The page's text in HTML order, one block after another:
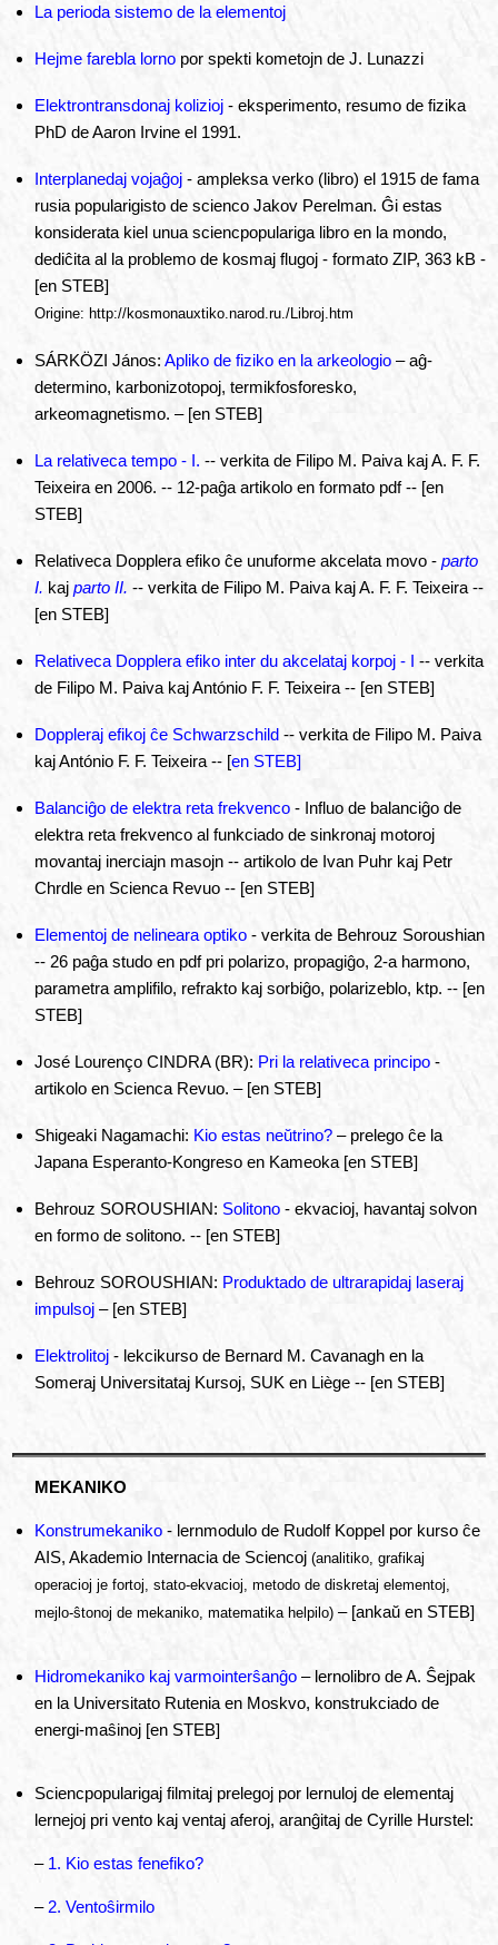
La perioda sistemo de la elementoj
Hejme farebla lorno por spekti kometojn de J. Lunazzi
Elektrontransdonaj kolizioj - eksperimento, resumo de fizika
PhD de Aaron Irvine el 1991.
Interplanedaj vojaĝoj - ampleksa verko (libro) el 1915 de fama
rusia popularigisto de scienco Jakov Perelman. Ĝi estas
konsiderata kiel unua sciencpopulariga libro en la mondo,
dediĉita al la problemo de kosmaj flugoj - formato ZIP, 363 kB -
[en STEB]
Origine: http://kosmonauxtiko.narod.ru./Libroj.htm
SÁRKÖZI János: Apliko de fiziko en la arkeologio – aĝ-
determino, karbonizotopoj, termikfosforesko,
arkeomagnetismo. – [en STEB]
La relativeca tempo - I. -- verkita de Filipo M. Paiva kaj A. F. F.
Teixeira en 2006. -- 12-paĝa artikolo en formato pdf -- [en
STEB]
Relativeca Dopplera efiko ĉe unuforme akcelata movo - parto
I. kaj parto II. -- verkita de Filipo M. Paiva kaj A. F. F. Teixeira --
[en STEB]
Relativeca Dopplera efiko inter du akcelataj korpoj - I -- verkita
de Filipo M. Paiva kaj António F. F. Teixeira -- [en STEB]
Doppleraj efikoj ĉe Schwarzschild -- verkita de Filipo M. Paiva
kaj António F. F. Teixeira -- [en STEB]
Balanciĝo de elektra reta frekvenco - Influo de balanciĝo de
elektra reta frekvenco al funkciado de sinkronaj motoroj
movantaj inerciajn masojn -- artikolo de Ivan Puhr kaj Petr
Chrdle en Scienca Revuo -- [en STEB]
Elementoj de nelineara optiko - verkita de Behrouz Soroushian
-- 26 paĝa studo en pdf pri polarizo, propagiĝo, 2-a harmono,
parametra amplifilo, refrakto kaj sorbiĝo, polarizeblo, ktp. -- [en
STEB]
José Lourenço CINDRA (BR): Pri la relativeca principo -
artikolo en Scienca Revuo. – [en STEB]
Shigeaki Nagamachi: Kio estas neŭtrino? – prelego ĉe la
Japana Esperanto-Kongreso en Kameoka [en STEB]
Behrouz SOROUSHIAN: Solitono - ekvacioj, havantaj solvon
en formo de solitono. -- [en STEB]
Behrouz SOROUSHIAN: Produktado de ultrarapidaj laseraj
impulsoj – [en STEB]
Elektrolitoj - lekcikurso de Bernard M. Cavanagh en la
Someraj Universitataj Kursoj, SUK en Liège -- [en STEB]
MEKANIKO
Konstrumekaniko - lernmodulo de Rudolf Koppel por kurso ĉe
AIS, Akademio Internacia de Sciencoj (analitiko, grafikaj
operacioj je fortoj, stato-ekvacioj, metodo de diskretaj elementoj,
mejlo-ŝtonoj de mekaniko, matematika helpilo) – [ankaŭ en STEB]
Hidromekaniko kaj varmointerŝanĝo – lernolibro de A. Ŝejpak
en la Universitato Rutenia en Moskvo, konstrukciado de
energi-maŝinoj [en STEB]
Sciencpopularigaj filmitaj prelegoj por lernuloj de elementaj
lernejoj pri vento kaj ventaj aferoj, aranĝitaj de Cyrille Hurstel:
– 1. Kio estas fenefiko?
– 2. Ventoŝirmilo